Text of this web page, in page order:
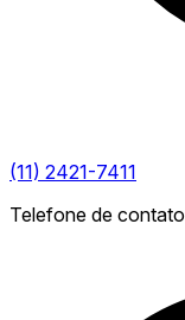
(11) 2421-7411
Telefone de contato